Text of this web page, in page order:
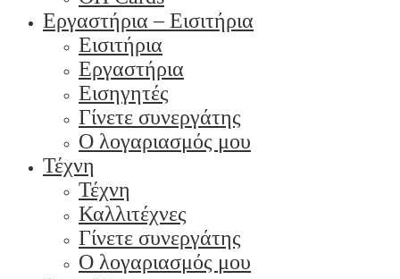
Εργαστήρια – Εισιτήρια
Εισιτήρια
Εργαστήρια
Εισηγητές
Γίνετε συνεργάτης
Ο λογαριασμός μου
Τέχνη
Τέχνη
Καλλιτέχνες
Γίνετε συνεργάτης
Ο λογαριασμός μου